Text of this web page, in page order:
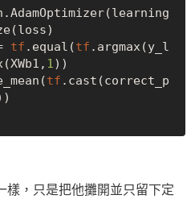
tf .equal(tf .argmax(y_l
1 ))
tf .cast(correct_p
樣，只是把他攤開並只留下定